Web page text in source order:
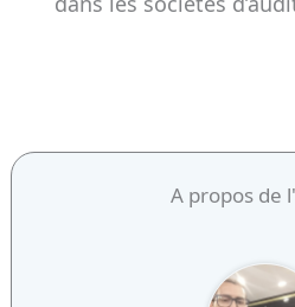
A propos de